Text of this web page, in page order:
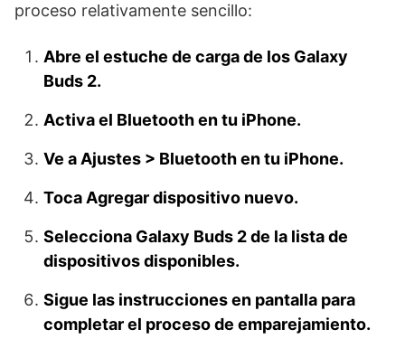
proceso relativamente sencillo:
Abre el estuche de carga de los Galaxy
Buds 2.
Activa el Bluetooth en tu iPhone.
Ve a Ajustes > Bluetooth en tu iPhone.
Toca Agregar dispositivo nuevo.
Selecciona Galaxy Buds 2 de la lista de
dispositivos disponibles.
Sigue las instrucciones en pantalla para
completar el proceso de emparejamiento.